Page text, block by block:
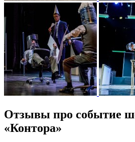
Отзывы про событие
«Контора»